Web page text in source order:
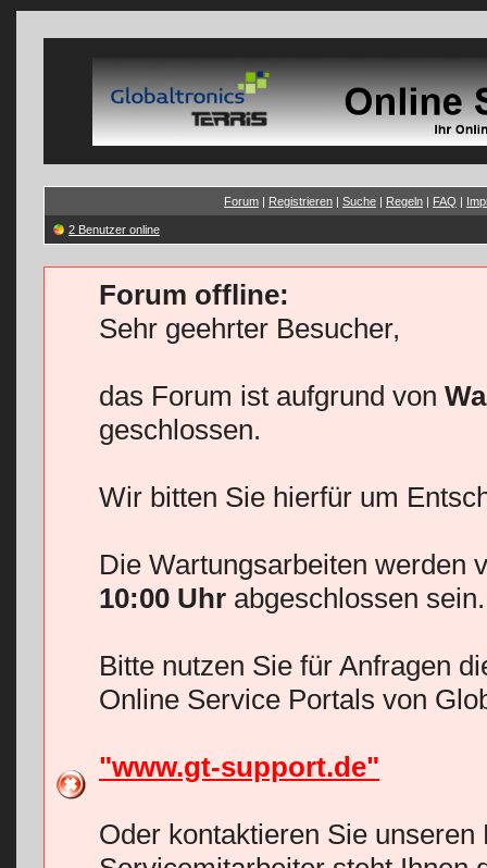
Forum | Registrieren | Suche | Regeln | FAQ |
2 Benutzer online
Forum offline:
Sehr geehrter Besucher,
das Forum ist aufgrund von
geschlossen.
Wir bitten Sie hierfür um
Die Wartungsarbeiten werden
10:00 Uhr abgeschlossen sein.
Bitte nutzen Sie für Anfragen
Online Service Portals von
"www.gt-support.de"
Oder kontaktieren Sie